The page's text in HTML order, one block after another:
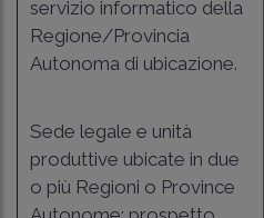
servizio informatico della
Regione/Provincia
Autonoma di ubicazione.
Sede legale e unità
produttive ubicate in due
o più Regioni o Province